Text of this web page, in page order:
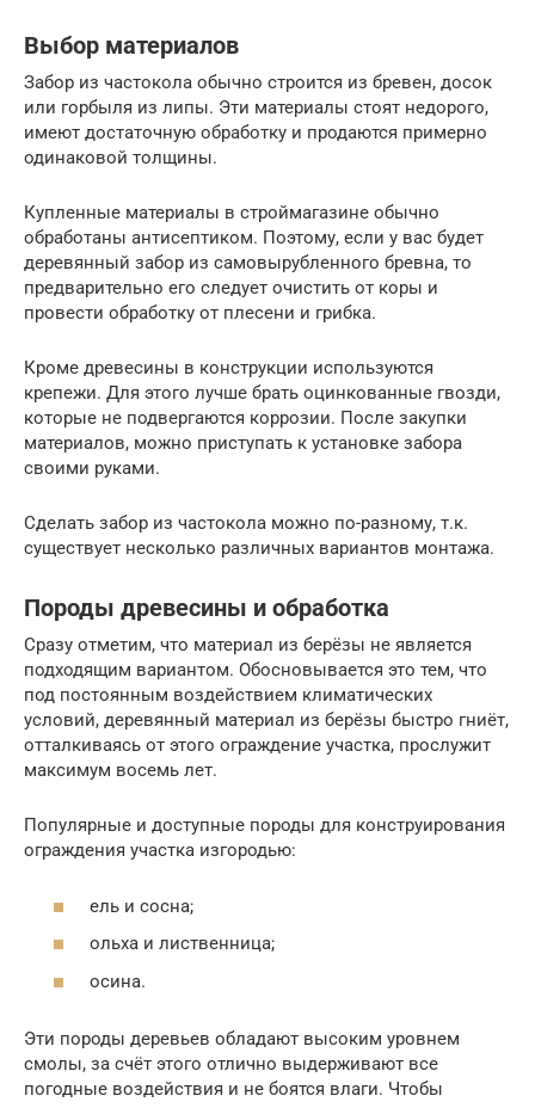
Выбор материалов
Забор из частокола обычно строится из бревен, досок
или горбыля из липы. Эти материалы стоят недорого,
имеют достаточную обработку и продаются примерно
одинаковой толщины.
Купленные материалы в строймагазине обычно
обработаны антисептиком. Поэтому, если у вас будет
деревянный забор из самовырубленного бревна, то
предварительно его следует очистить от коры и
провести обработку от плесени и грибка.
Кроме древесины в конструкции используются
крепежи. Для этого лучше брать оцинкованные гвозди,
которые не подвергаются коррозии. После закупки
материалов, можно приступать к установке забора
своими руками.
Сделать забор из частокола можно по-разному, т.к.
существует несколько различных вариантов монтажа.
Породы древесины и обработка
Сразу отметим, что материал из берёзы не является
подходящим вариантом. Обосновывается это тем, что
под постоянным воздействием климатических
условий, деревянный материал из берёзы быстро гниёт,
отталкиваясь от этого ограждение участка, прослужит
максимум восемь лет.
Популярные и доступные породы для конструирования
ограждения участка изгородью:
ель и сосна;
ольха и лиственница;
осина.
Эти породы деревьев обладают высоким уровнем
смолы, за счёт этого отлично выдерживают все
погодные воздействия и не боятся влаги. Чтобы